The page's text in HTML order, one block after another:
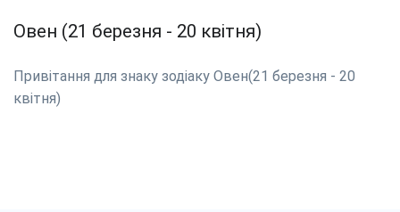
Овен (21 березня - 20 квітня)
Привітання для знаку зодіаку Овен(21 березня - 20
квітня)